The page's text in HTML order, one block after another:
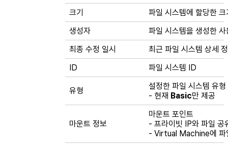
크기
파일 시스템에 할당한 크
생성자
파일 시스템을 생성한
최종 수정 일시
최근 파일 시스템 상세
ID
파일 시스템 ID
유형
설정한 파일 시스템 유형
- 현재 Basic만 제공
마운트 정보
마운트 포인트
- 프라이빗 IP와 파일 공
- Virtual Machine에 파